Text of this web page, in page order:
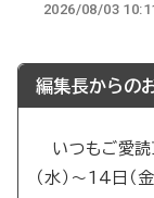
2026/08/03
編集長からの
いつもご愛読
（水）～14日（